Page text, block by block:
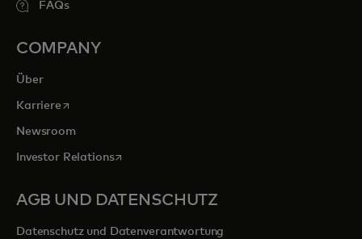
FAQs
COMPANY
Über
Karrierewird in einer neuen Registerkarte geöffnet
Newsroom
Investor Relationswird in einer neuen Registerkarte geöffnet
AGB UND DATENSCHUTZ
Datenschutz und Datenverantwortung